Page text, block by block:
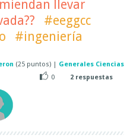
llevar
#eeggcc
#ingeniería
(25 puntos) | Generales Ciencias
0
2 respuestas